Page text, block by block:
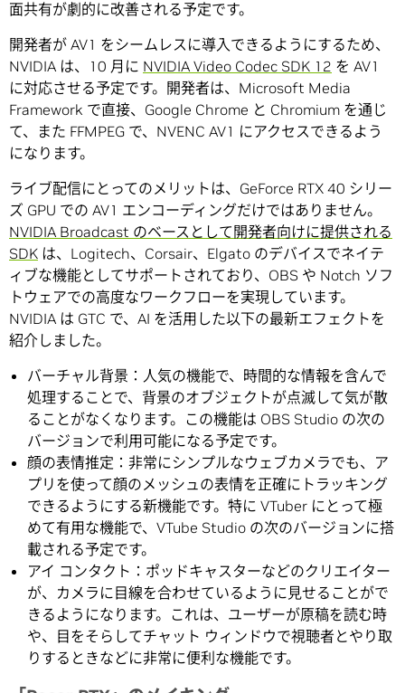
面共有が劇的に改善される予定です。
開発者が AV1 をシームレスに導入できるようにするため、
NVIDIA は、10 月に NVIDIA Video Codec SDK 12 を AV1
に対応させる予定です。開発者は、Microsoft Media
Framework で直接、Google Chrome と Chromium を通じ
て、また FFMPEG で、NVENC AV1 にアクセスできるよう
になります。
ライブ配信にとってのメリットは、GeForce RTX 40 シリー
ズ GPU での AV1 エンコーディングだけではありません。
NVIDIA Broadcast のベースとして開発者向けに提供される
SDK は、Logitech、Corsair、Elgato のデバイスでネイテ
ィブな機能としてサポートされており、OBS や Notch ソフ
トウェアでの高度なワークフローを実現しています。
NVIDIA は GTC で、AI を活用した以下の最新エフェクトを
紹介しました。
バーチャル背景：人気の機能で、時間的な情報を含んで
処理することで、背景のオブジェクトが点滅して気が散
ることがなくなります。この機能は OBS Studio の次の
バージョンで利用可能になる予定です。
顔の表情推定：非常にシンプルなウェブカメラでも、ア
プリを使って顔のメッシュの表情を正確にトラッキング
できるようにする新機能です。特に VTuber にとって極
めて有用な機能で、VTube Studio の次のバージョンに搭
載される予定です。
アイ コンタクト：ポッドキャスターなどのクリエイター
が、カメラに目線を合わせているように見せることがで
きるようになります。これは、ユーザーが原稿を読む時
や、目をそらしてチャット ウィンドウで視聴者とやり取
りするときなどに非常に便利な機能です。